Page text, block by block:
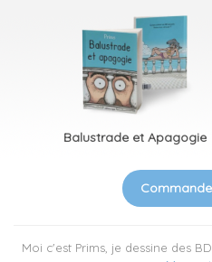
Balustrade et Apagogie
Moi c'est Prims, je dessine des